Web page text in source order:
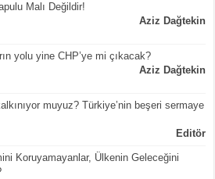
Malı Değildir!
Aziz Dağtekin
yolu yine CHP’ye mi çıkacak?
Aziz Dağtekin
muyuz? Türkiye’nin beşeri sermaye
Editör
Koruyamayanlar, Ülkenin Geleceğini